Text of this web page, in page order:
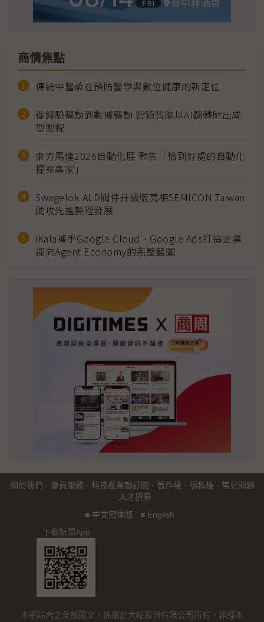
商情焦點
傳統中醫藥在預防醫學與數位健康的新定位
從經驗驅動到數據驅動 智穎智能以AI翻轉射出成
型製程
東方馬達2026自動化展 聚焦「恰到好處的自動化
提案專家」
Swagelok ALD閥件升級版亮相SEMICON Taiwan
助攻先進製程發展
iKala攜手Google Cloud、Google Ads打造企業
迎向Agent Economy的完整藍圖
關於我們 · 會員服務 · 科技產業報訂閱 · 著作權 · 隱私權 · 常見問題
· 人才招募
■ 中文简体版 ■ English
下載新聞App
本網站內之全部圖文，係屬於大椽股份有限公司所有，非經本